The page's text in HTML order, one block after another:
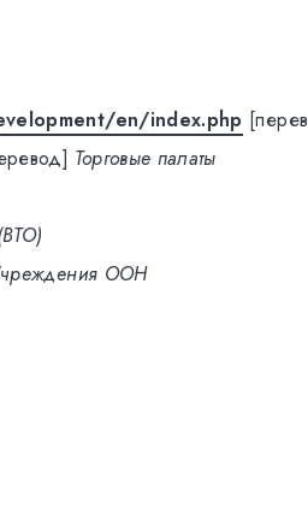
en/index.php [перев
Торговые палаты
ООН